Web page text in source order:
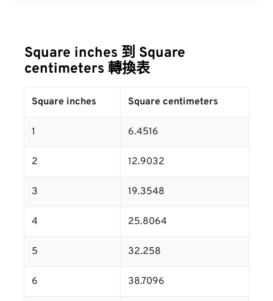
Square inches 到 Square
centimeters 轉換表
Square inches Square centimeters
1 6.4516
2 12.9032
3 19.3548
4 25.8064
5 32.258
6 38.7096